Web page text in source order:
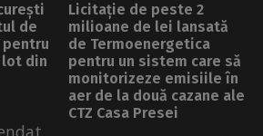
de
din
Licitație de peste 2
milioane de lei lansată
de Termoenergetica
pentru un sistem care să
monitorizeze emisiile în
aer de la două cazane ale
CTZ Casa Presei